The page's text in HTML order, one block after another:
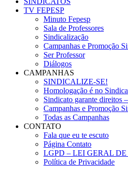
TV FEPESP
Minuto Fepesp
Sala de Professores
Sindicalização
Campanhas e Promoção
Ser Professor
Diálogos
CAMPANHAS
SINDICALIZE-SE!
Homologação é no
Sindicato garante direitos
Campanhas e Promoção
Todas as Campanhas
CONTATO
Fala que eu te escuto
Página Contato
LGPD – LEI GERAL
Política de Privacidade